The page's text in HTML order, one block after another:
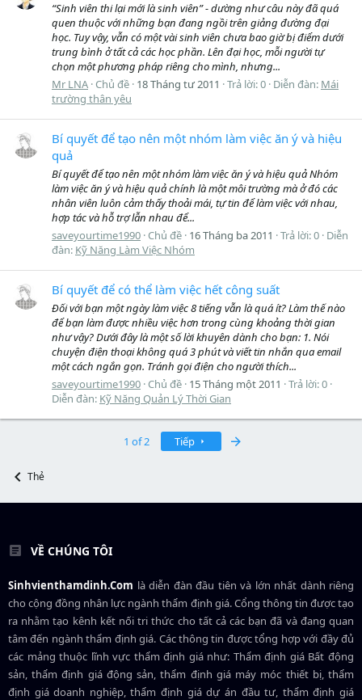
“Sinh viên thi lại mới là sinh viên” - dường như câu này đã quá
quen thuộc với những bạn đang ngồi trên giảng đường đại
học. Tuy vậy, vẫn có một vài sinh viên chưa bao giờ bị điểm dưới
trung bình ở tất cả các học phần. Lên đại học, mỗi người tự
chọn một phương pháp riêng cho mình, nhưng...
Mr LNA Chủ đề 18 Tháng tư 2011 Trả lời: 0 Diễn đàn: Mái
trường thân yêu
Bí quyết để tạo nên một nhóm làm việc ăn ý và hiệu
quả
Bí quyết để tạo nên một nhóm làm việc ăn ý và hiệu quả Nhóm
làm việc ăn ý và hiệu quả chính là một môi trường mà ở đó các
nhân viên luôn cảm thấy thoải mái, tự tin để làm việc với nhau,
hợp tác và hỗ trợ lẫn nhau để...
saveyourtime1990 Chủ đề 16 Tháng ba 2011 Trả lời: 0 Diễn
đàn: Kỹ Năng Làm Việc Nhóm
Bí quyết để có thể làm việc hết công suất
Đối với bạn một ngày làm việc 8 tiếng vẫn là quá ít? Làm thế nào
để bạn làm được nhiều việc hơn trong cùng khoảng thời gian
như vậy? Dưới đây là một số lời khuyên dành cho bạn: 1. Nói
chuyện điện thoại không quá 3 phút và viết tin nhắn qua email
một cách ngắn gọn. Tránh gọi điện cho người thích...
saveyourtime1990 Chủ đề 15 Tháng một 2011
Trả lời: 0
Diễn đàn: Kỹ Năng Quản Lý Thời Gian
1 of 2 Tiếp
Thẻ
VỀ CHÚNG TÔI
Sinhvienthamdinh.Com là diễn đàn đầu tiên và lớn nhất dành riêng
cho cộng đồng nhân lực ngànhthẩm định giá. Cổng thông tin được tạo
ra nhằm tạo kênh kết nối tri thức cho tất cả các bạn đã và đang quan
tâm đến ngành thẩm định giá. Các thông tin được tổng hợp với đầy đủ
các mảng thuộc lĩnh vực thẩm định giá như: Thẩm định giá Bất động
sản, thẩm định giá động sản, thẩm định giá máy móc thiết bị, thẩm
định giá doanh nghiệp, thẩm định giá dự án đầu tư, thẩm định giá